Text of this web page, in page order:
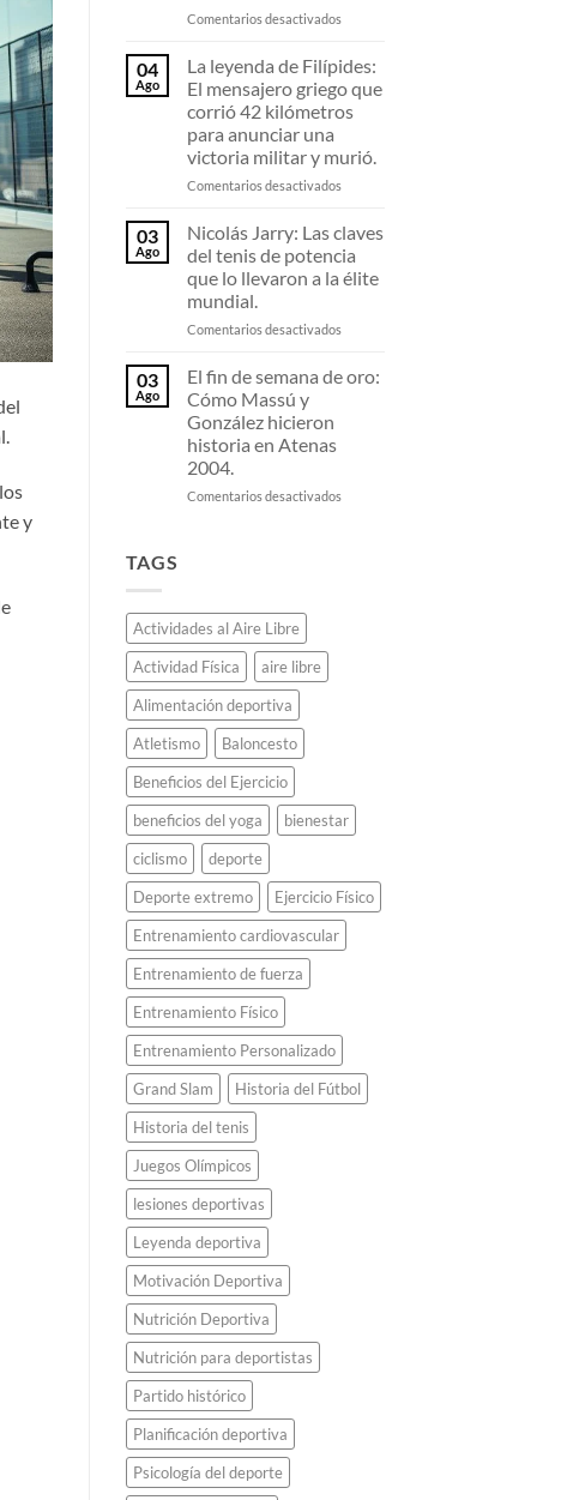
y
las
de
Tokio
2020
teléfonos
Comentarios desactivadosen
zurda
de
Alejandro
Tabilo:
del
en
el
circuito
04
Ago
La leyenda de Filípides:
El mensajero griego que
corrió 42 kilómetros
para anunciar una
victoria militar y murió.
Comentarios desactivadosen
leyenda
de
Filípides:
El
griego
42
03
Ago
Nicolás Jarry: Las claves
del tenis de potencia
que lo llevaron a la élite
mundial.
Comentarios desactivadosen
Las
03
Ago
El fin de semana de oro:
Cómo Massú y
González hicieron
historia en Atenas
2004.
Comentarios desactivadosen
TAGS
Actividades al Aire Libre
Actividad Física
aire libre
Alimentación deportiva
Atletismo
Baloncesto
Beneficios del Ejercicio
beneficios del yoga
bienestar
ciclismo
deporte
Deporte extremo
Ejercicio Físico
Entrenamiento cardiovascular
Entrenamiento de fuerza
Entrenamiento Físico
Entrenamiento Personalizado
Grand Slam
Historia del Fútbol
Historia del tenis
Juegos Olímpicos
lesiones deportivas
Leyenda deportiva
Motivación Deportiva
Nutrición Deportiva
Nutrición para deportistas
Partido histórico
Planificación deportiva
Psicología del deporte